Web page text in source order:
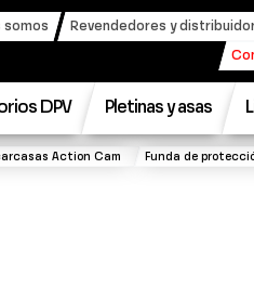
somos Revendedores y
DPV Pletinas y asas
Action Cam Funda de